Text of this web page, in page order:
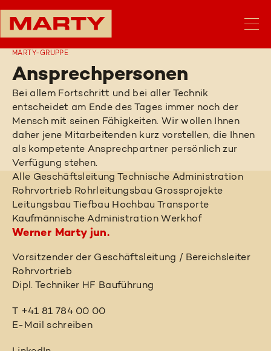
MARTY-GRUPPE
Ansprechpersonen
Bei allem Fortschritt und bei aller Technik
entscheidet am Ende des Tages immer noch der
Mensch mit seinen Fähigkeiten. Wir wollen Ihnen
daher jene Mitarbeitenden kurz vorstellen, die Ihnen
als kompetente Ansprechpartner persönlich zur
Verfügung stehen.
Alle Geschäftsleitung Technische Administration
Rohrvortrieb Rohrleitungsbau Grossprojekte
Leitungsbau Tiefbau Hochbau Transporte
Kaufmännische Administration Werkhof
Werner Marty jun.
Vorsitzender der Geschäftsleitung / Bereichsleiter
Rohrvortrieb
Dipl. Techniker HF Bauführung
T +41 81 784 00 00
E-Mail schreiben